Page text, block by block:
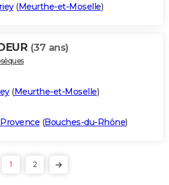
(Meurthe-et-Moselle)
(37 ans)
(Meurthe-et-Moselle)
(Bouches-du-Rhône)
1 2